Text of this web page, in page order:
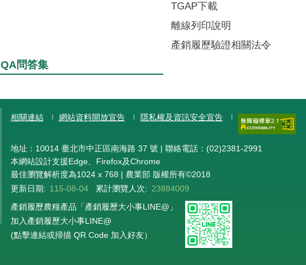
TGAP下載
離線列印說明
產銷履歷驗證相關法令
QA問答集
相關連結 網站資料開放宣告 隱私權及資訊安全宣告
地址：10014 臺北市中正區南海路 37 號 | 聯絡電話：(02)2381-2991
本網站設計支援Edge、Firefox及Chrome
最佳瀏覽解析度為1024 x 768 | 農業部 版權所有©2018
更新日期: 115-08-04 累計瀏覽人次: 23884009
產銷履歷農糧產品「產銷履歷大小事LINE@」
加入產銷履歷大小事LINE@
(點擊連結或掃描 QR Code 加入好友）